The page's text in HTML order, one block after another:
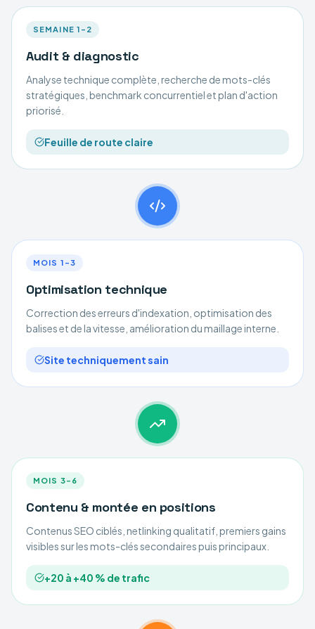
SEMAINE 1–2
Audit & diagnostic
Analyse technique complète, recherche de mots-clés
stratégiques, benchmark concurrentiel et plan d'action
priorisé.
Feuille de route claire
MOIS 1–3
Optimisation technique
Correction des erreurs d'indexation, optimisation des
balises et de la vitesse, amélioration du maillage interne.
Site techniquement sain
MOIS 3–6
Contenu & montée en positions
Contenus SEO ciblés, netlinking qualitatif, premiers gains
visibles sur les mots-clés secondaires puis principaux.
+20 à +40 % de trafic